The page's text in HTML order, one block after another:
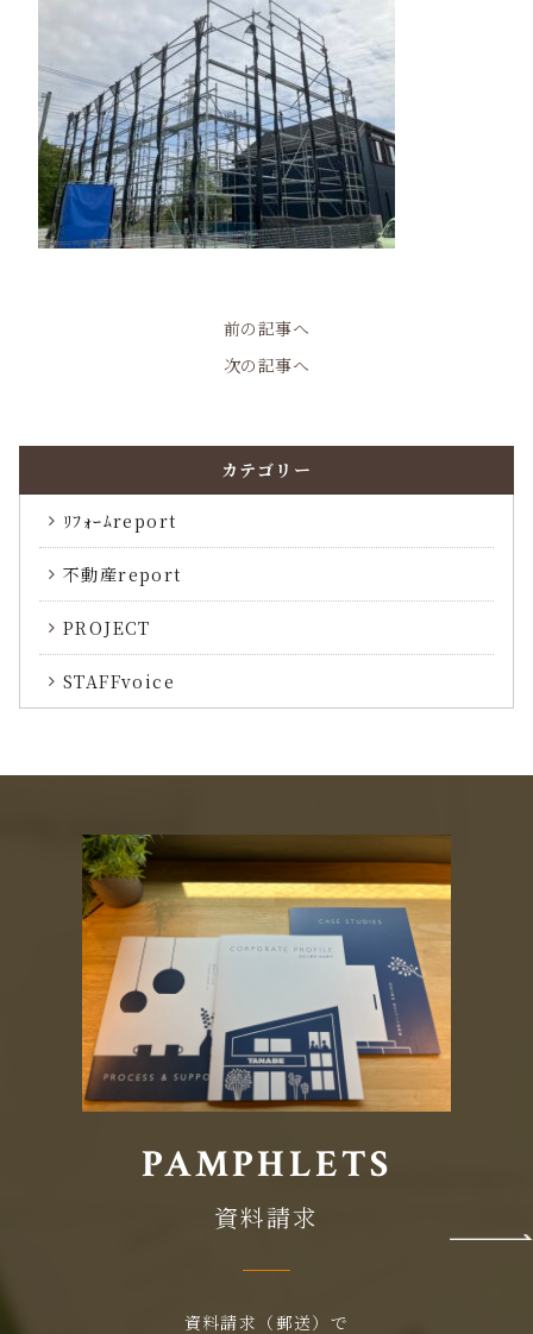
前の記事へ
次の記事へ
カテゴリー
ﾘﾌｫｰﾑreport
不動産report
PROJECT
STAFFvoice
PAMPHLETS
資料請求
資料請求（郵送）で